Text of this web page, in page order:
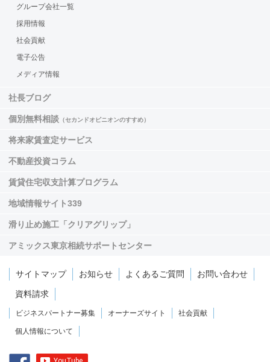
グループ会社一覧
採用情報
社会貢献
電子公告
メディア情報
社長ブログ
個別無料相談 （セカンドオピニオンのすすめ）
将来家賃査定サービス
不動産投資コラム
賃貸住宅収支計算プログラム
地域情報サイト339
滑り止め施工「クリアグリップ」
アミックス東京相続サポートセンター
サイトマップ お知らせ よくあるご質問 お問い合わせ
資料請求
ビジネスパートナー募集 オーナーズサイト 社会貢献
個人情報について